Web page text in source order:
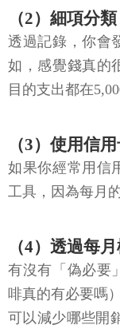
（2）細項分
透過記錄，你會
如，感覺錢真的
目的支出都在
（3）使用信
如果你經常用信
工具，因為每月
（4）透過每
有沒有「偽必要
啡真的有必要嗎
可以減少哪些開